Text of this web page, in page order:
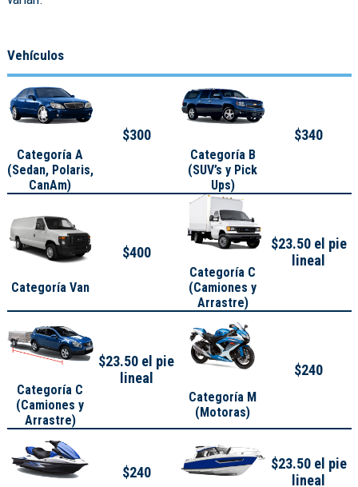
Vehículos
Categoría A
(Sedan, Polaris,
CanAm)
$300
Categoría B
(SUV’s y Pick
Ups)
$340
Categoría Van
$400
Categoría C
(Camiones y
Arrastre)
$23.50 el pie
lineal
Categoría C
(Camiones y
Arrastre)
$23.50 el pie
lineal
Categoría M
(Motoras)
$240
$240
$23.50 el pie
lineal